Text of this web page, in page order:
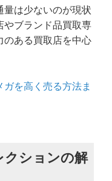
量は少ないのが現状
やブランド品買取専
のある買取店を中心
を高く売る方法ま
クションの解